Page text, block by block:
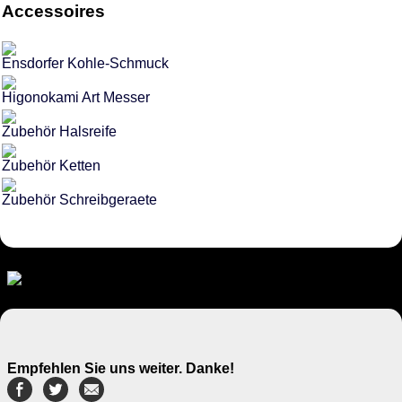
Accessoires
Ensdorfer Kohle-Schmuck
Higonokami Art Messer
Zubehör Halsreife
Zubehör Ketten
Zubehör Schreibgeraete
Empfehlen Sie uns weiter. Danke!